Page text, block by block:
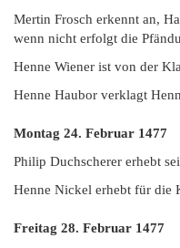
Mertin Frosch erkennt an,
wenn nicht erfolgt die
Henne Wiener ist von der
Henne Haubor verklagt
Montag 24. Februar 1477
Philip Duchscherer erhebt
Henne Nickel erhebt für die
Freitag 28. Februar 1477